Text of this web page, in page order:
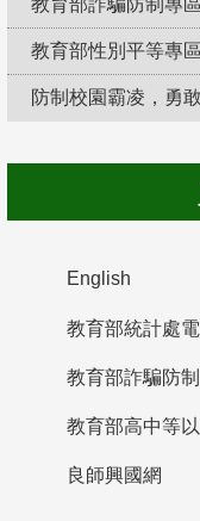
教育部詐騙防制專區
教育部性別平等專區
防制校園霸凌，勇
English
教育部詐騙防
良師興國網